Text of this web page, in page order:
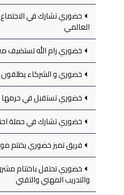
خضوري تشارك في
العالمي
خضوري رام الله تستضيف
خضوري و الشركاء
خضوري تستقبل في حرمها
خضوري تشارك في حملة
فريق تميز خضوري يختتم
خضوري تحتفل باختتام
والتدريب المهني والتقني